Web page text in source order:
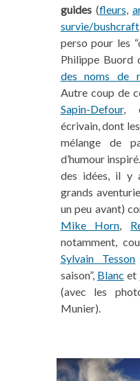
guides(fleurs
survie/bushcraft
perso pour les
Philippe Buord
des noms de
Autre coup de
Sapin-Defour,
écrivain, dont
mélange de
d’humour
des idées, il y
grands
un peu avant)
Mike Horn
notamment,
Sylvain Tesson
saison”, Blanc et
(avec les
Munier).